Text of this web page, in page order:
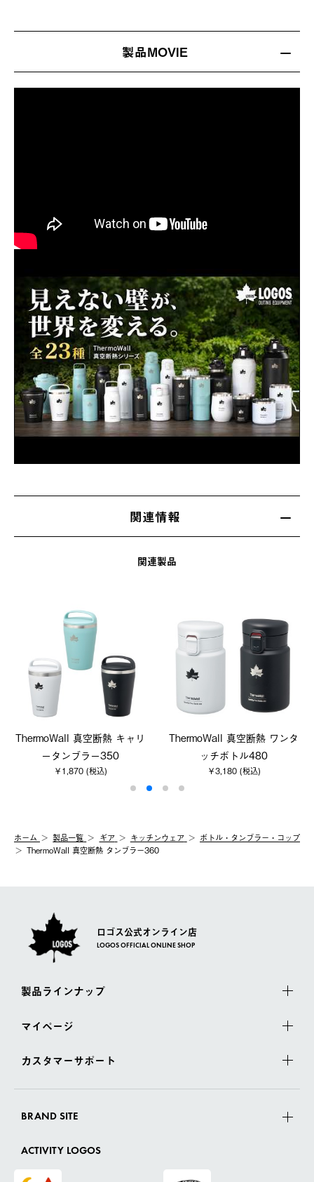
製品MOVIE
関連情報
関連製品
ThermoWall 真空断熱 キャリ
ータンブラー350
￥1,870 (税込)
ThermoWall 真空断熱 ワンタ
ッチボトル480
￥3,180 (税込)
ホーム 製品⼀覧 ギア キッチンウェア
ボトル・タンブラー・コップ
ThermoWall 真空断熱 タンブラー360
ロゴス公式オンライン店
LOGOS OFFICIAL ONLINE SHOP
製品ラインナップ
マイページ
カスタマーサポート
BRAND SITE
ACTIVITY LOGOS